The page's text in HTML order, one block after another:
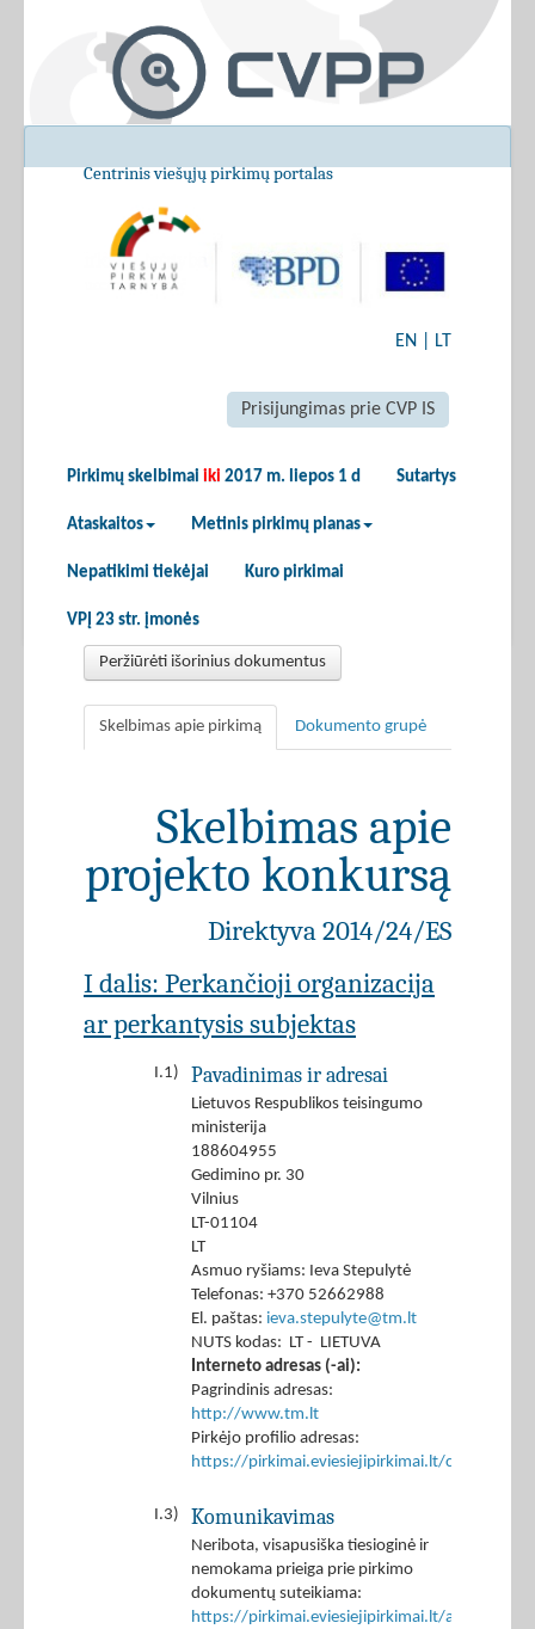
Centrinis viešųjų pirkimų portalas
EN LT
Prisijungimas prie CVP IS
Pirkimų skelbimai iki 2017 m. liepos 1 d Sutartys
Ataskaitos Metinis pirkimų planas
Nepatikimi tiekėjai Kuro pirkimai
VPĮ 23 str. įmonės
Peržiūrėti išorinius dokumentus
Skelbimas apie pirkimą Dokumento grupė
Skelbimas apie
projekto konkursą
Direktyva 2014/24/ES
I dalis: Perkančioji organizacija
ar perkantysis subjektas
I.1) Pavadinimas ir adresai
Lietuvos Respublikos teisingumo
ministerija
188604955
Gedimino pr. 30
Vilnius
LT-01104
LT
Asmuo ryšiams: Ieva Stepulytė
Telefonas: +370 52662988
El. paštas: ieva.stepulyte@tm.lt
NUTS kodas: LT - LIETUVA
Interneto adresas (-ai):
Pagrindinis adresas:
http://www.tm.lt
Pirkėjo profilio adresas:
https://pirkimai.eviesiejipirkimai.lt/ctm/
I.3) Komunikavimas
Neribota, visapusiška tiesioginė ir
nemokama prieiga prie pirkimo
dokumentų suteikiama:
https://pirkimai.eviesiejipirkimai.lt/app/rfq/